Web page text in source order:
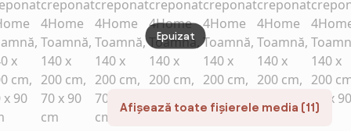
Afișează toate fișierele media (11)
Epuizat